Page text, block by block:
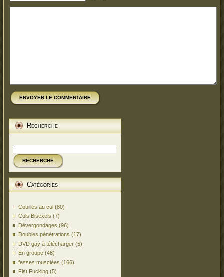
ENVOYER LE COMMENTAIRE
Recherche
RECHERCHE
Catégories
Couilles au cul (80)
Culs Bisexels (7)
Dévergondages (96)
Doubles pénétrations (17)
DVD gay à télécharger (5)
En groupe (48)
fesses musclées (166)
Fist Fucking (5)